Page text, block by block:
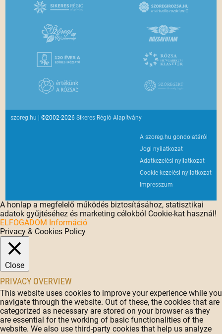
szoreg.hu | ©2002-2026Sikeres Régió Alapítvány
A szoreg.hu gondolatáról
Jogi nyilatkozat
Adatkezelési nyilatkozat
Cookie-kezelési nyilatkozat
Impresszum
A honlap a megfelelő működés biztosításához, statisztikai
adatok gyűjtéséhez és marketing célokból Cookie-kat használ!
ELFOGADOM Információ
Privacy & Cookies Policy
Close
PRIVACY OVERVIEW
This website uses cookies to improve your experience while you
navigate through the website. Out of these, the cookies that are
categorized as necessary are stored on your browser as they
are essential for the working of basic functionalities of the
website. We also use third-party cookies that help us analyze